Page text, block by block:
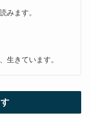
みます。
生きています。